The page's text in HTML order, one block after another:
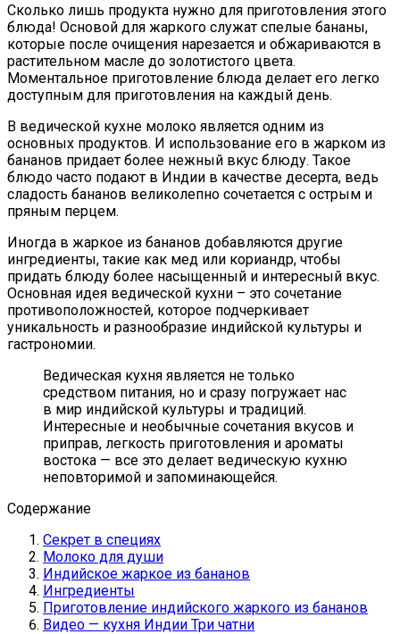
Сколько лишь продукта нужно для приготовления этого
блюда! Основой для жаркого служат спелые бананы,
которые после очищения нарезается и обжариваются в
растительном масле до золотистого цвета.
Моментальное приготовление блюда делает его легко
доступным для приготовления на каждый день.
В ведической кухне молоко является одним из
основных продуктов. И использование его в жарком из
бананов придает более нежный вкус блюду. Такое
блюдо часто подают в Индии в качестве десерта, ведь
сладость бананов великолепно сочетается с острым и
пряным перцем.
Иногда в жаркое из бананов добавляются другие
ингредиенты, такие как мед или кориандр, чтобы
придать блюду более насыщенный и интересный вкус.
Основная идея ведической кухни – это сочетание
противоположностей, которое подчеркивает
уникальность и разнообразие индийской культуры и
гастрономии.
Ведическая кухня является не только
средством питания, но и сразу погружает нас
в мир индийской культуры и традиций.
Интересные и необычные сочетания вкусов и
приправ, легкость приготовления и ароматы
востока — все это делает ведическую кухню
неповторимой и запоминающейся.
Содержание
Секрет в специях
Молоко для души
Индийское жаркое из бананов
Ингредиенты
Приготовление индийского жаркого из бананов
Видео — кухня Индии Три чатни